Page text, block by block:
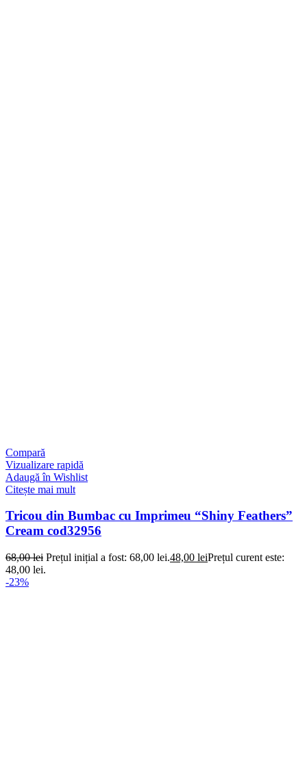
Compară
Vizualizare rapidă
Adaugă în Wishlist
Citește mai mult
Tricou din Bumbac cu Imprimeu “Shiny Feathers”
Cream cod32956
68,00lei Prețul inițial a fost: 68,00 lei.48,00 leiPrețul curent este:
48,00 lei.
-23%